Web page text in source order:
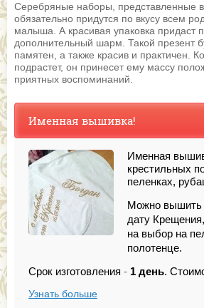
Серебряные наборы, представленные в
обязательно придутся по вкусу всем
малыша. А красивая упаковка придаст
дополнительный шарм. Такой презент
памятен, а также красив и практичен.
подрастет, он принесет ему массу
приятных воспоминаний.
Именная вышивка!
Именная
крестильных
пеленках,
Можно вышить
дату
на выбор на
полотенце.
Срок изготовления - 1 день.
Узнать больше